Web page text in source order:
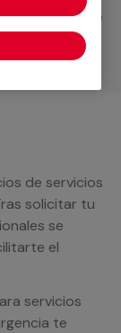
que
de servicios
solicitar tu
se
el
servicios
te